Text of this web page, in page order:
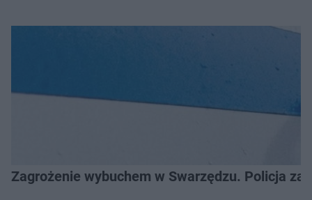
Zagrożenie wybuchem w Swarzędzu. Policja